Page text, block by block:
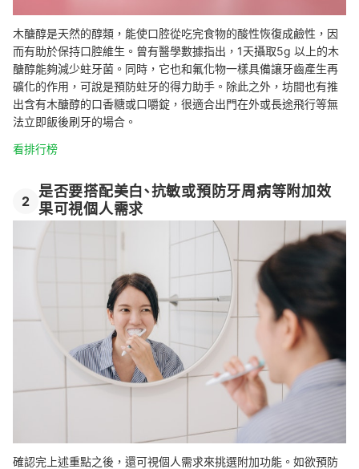
木醣醇是天然的醇類，能使口腔從吃完食物的酸性恢復成鹼性，因
而有助於保持口腔維生。曾有醫學數據指出，1天攝取5g 以上的木
醣醇能夠減少蛀牙菌。同時，它也和氟化物一樣具備讓牙齒產生再
礦化的作用，可說是預防蛀牙的得力助手。除此之外，坊間也有推
出含有木醣醇的口香糖或口嚼錠，很適合出門在外或長途飛行等無
法立即飯後刷牙的場合。
看排行榜
2
是否要搭配美白、抗敏或預防牙周病等附加效
果可視個人需求
確認完上述重點之後，還可視個人需求來挑選附加功能。如欲預防